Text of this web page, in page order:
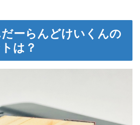
ーらんどけいくんの
は？